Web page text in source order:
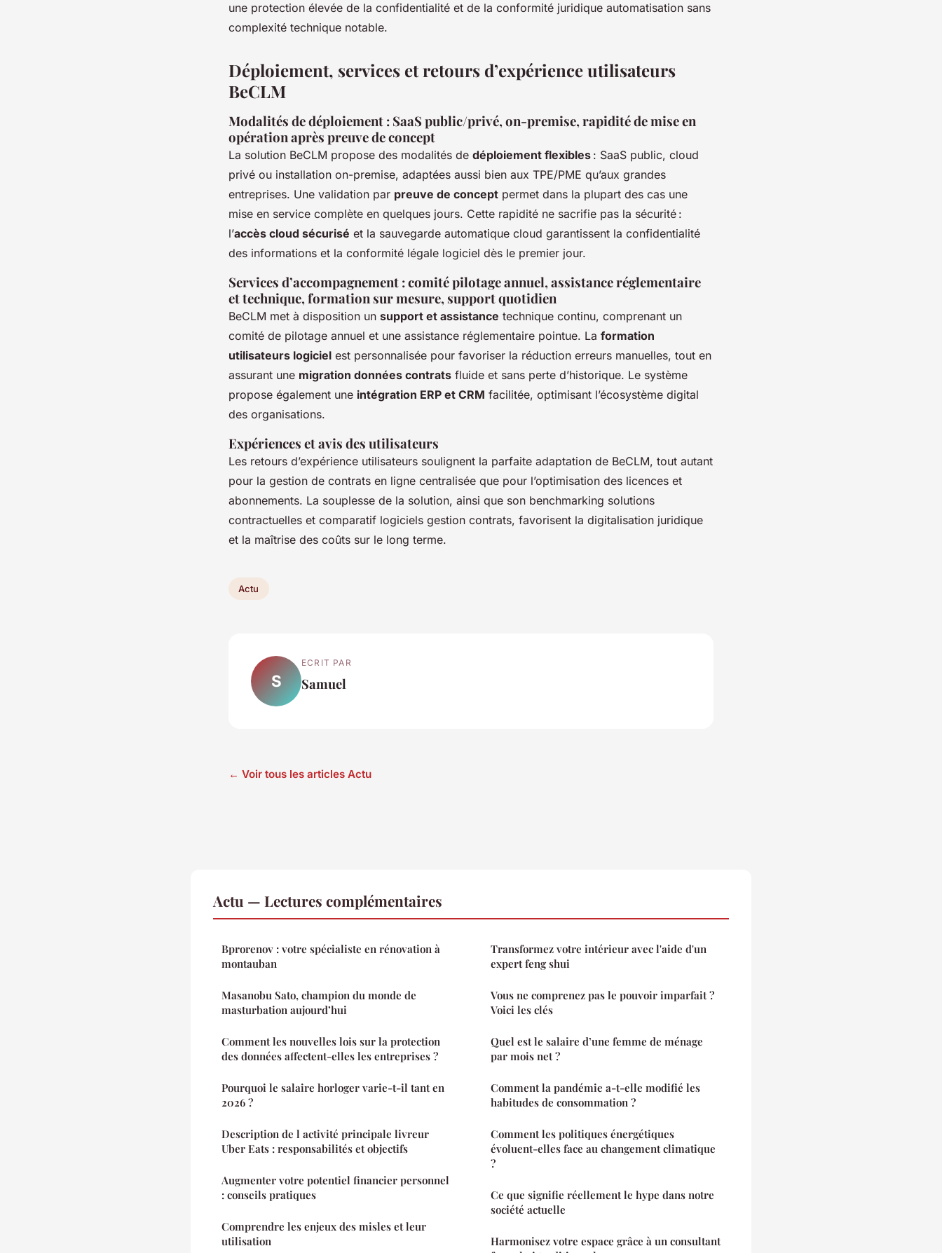
une protection élevée de la confidentialité et de la conformité juridique automatisation sans
complexité technique notable.
Déploiement, services et retours d’expérience utilisateurs
BeCLM
Modalités de déploiement : SaaS public/privé, on-premise, rapidité de mise en
opération après preuve de concept
La solution BeCLM propose des modalités de déploiement flexibles : SaaS public, cloud
privé ou installation on-premise, adaptées aussi bien aux TPE/PME qu’aux grandes
entreprises. Une validation par preuve de concept permet dans la plupart des cas une
mise en service complète en quelques jours. Cette rapidité ne sacrifie pas la sécurité :
l’accès cloud sécurisé et la sauvegarde automatique cloud garantissent la confidentialité
des informations et la conformité légale logiciel dès le premier jour.
Services d’accompagnement : comité pilotage annuel, assistance réglementaire
et technique, formation sur mesure, support quotidien
BeCLM met à disposition un support et assistance technique continu, comprenant un
comité de pilotage annuel et une assistance réglementaire pointue. La formation
utilisateurs logiciel est personnalisée pour favoriser la réduction erreurs manuelles, tout en
assurant une migration données contrats fluide et sans perte d’historique. Le système
propose également une intégration ERP et CRM facilitée, optimisant l’écosystème digital
des organisations.
Expériences et avis des utilisateurs
Les retours d’expérience utilisateurs soulignent la parfaite adaptation de BeCLM, tout autant
pour la gestion de contrats en ligne centralisée que pour l’optimisation des licences et
abonnements. La souplesse de la solution, ainsi que son benchmarking solutions
contractuelles et comparatif logiciels gestion contrats, favorisent la digitalisation juridique
et la maîtrise des coûts sur le long terme.
Actu
S
ECRIT PAR
Samuel
← Voir tous les articles Actu
Actu — Lectures complémentaires
Bprorenov : votre spécialiste en rénovation à
montauban
Masanobu Sato, champion du monde de
masturbation aujourd’hui
Comment les nouvelles lois sur la protection
des données affectent-elles les entreprises ?
Pourquoi le salaire horloger varie-t-il tant en
2026 ?
Description de l activité principale livreur
Uber Eats : responsabilités et objectifs
Augmenter votre potentiel financier personnel
: conseils pratiques
Comprendre les enjeux des misles et leur
utilisation
Transformez votre intérieur avec l'aide d'un
expert feng shui
Vous ne comprenez pas le pouvoir imparfait ?
Voici les clés
Quel est le salaire d’une femme de ménage
par mois net ?
Comment la pandémie a-t-elle modifié les
habitudes de consommation ?
Comment les politiques énergétiques
évoluent-elles face au changement climatique
?
Ce que signifie réellement le hype dans notre
société actuelle
Harmonisez votre espace grâce à un consultant